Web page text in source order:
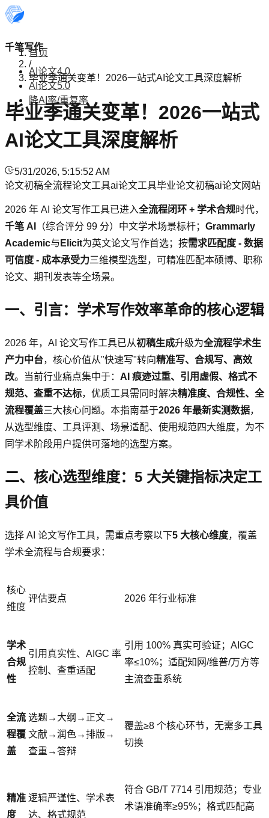
千笔写作
AI论文4.0
AI论文5.0
降AI率/重复率
首页
/
毕业季通关变革！2026一站式AI论文工具深度解析
毕业季通关变革！2026一站式
AI论文工具深度解析
5/31/2026, 5:15:52 AM
论文初稿全流程论文工具ai论文工具毕业论文初稿ai论文网站
2026 年 AI 论文写作工具已进入全流程闭环 + 学术合规时代，
千笔 AI
（综合评分 99 分）中文学术场景标杆； Grammarly
Academic与 Elicit为英文论文写作首选；按需求匹配度 - 数据
可信度 - 成本承受力三维模型选型，可精准匹配本硕博、职称
论文、期刊发表等全场景。
一、引言：学术写作效率革命的核心逻辑
2026 年，AI 论文写作工具已从初稿生成升级为全流程学术生
产力中台，核心价值从"快速写"转向精准写、合规写、高效
改。当前行业痛点集中于： AI 痕迹过重、引用虚假、格式不
规范、查重不达标，优质工具需同时解决精准度、合规性、全
流程覆盖三大核心问题。本指南基于2026 年最新实测数据，
从选型维度、工具评测、场景适配、使用规范四大维度，为不
同学术阶段用户提供可落地的选型方案。
二、核心选型维度：5 大关键指标决定工
具价值
选择 AI 论文写作工具，需重点考察以下5 大核心维度，覆盖
学术全流程与合规要求：
核心
维度
评估要点 2026 年行业标准
学术
合规
性
引用真实性、AIGC 率
控制、查重适配
引用 100% 真实可验证；AIGC
率≤10%；适配知网/维普/万方等
主流查重系统
全流
程覆
盖
选题→大纲→正文→
文献→润色→排版→
查重→答辩
覆盖≥8 个核心环节，无需多工具
切换
精准
度
逻辑严谨性、学术表
达、格式规范
符合 GB/T 7714 引用规范；专业
术语准确率≥95%；格式匹配高